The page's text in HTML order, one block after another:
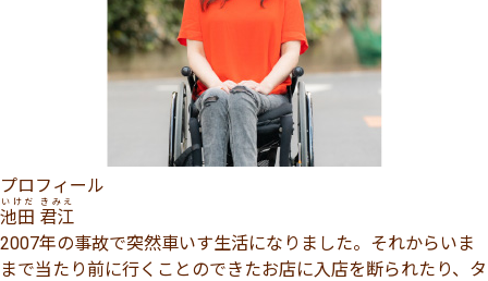
プロフィール
池田 君江
いけだ きみえ
2007年の事故で突然車いす生活になりました。それからいま
まで当たり前に行くことのできたお店に入店を断られたり、タ